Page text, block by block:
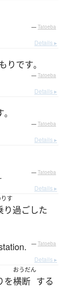
— Tatoeba
Details ▸
りです。
— Tatoeba
Details ▸
。
— Tatoeba
Details ▸
— Tatoeba
Details ▸
す
り過ごした
— Tatoeba
Details ▸
を
おうだん
横断 する